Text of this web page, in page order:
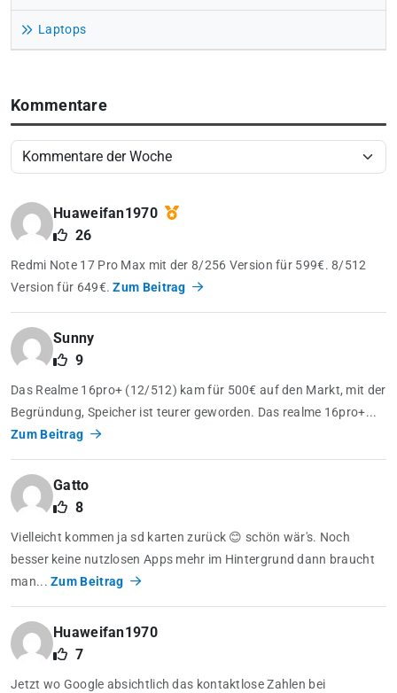
Laptops
Kommentare
Huaweifan1970
26
Redmi Note 17 Pro Max mit der 8/256 Version für 599€. 8/512
Version für 649€.Zum Beitrag
Sunny
9
Das Realme 16pro+ (12/512) kam für 500€ auf den Markt, mit der
Begründung, Speicher ist teurer geworden. Das realme 16pro+...
Zum Beitrag
Gatto
8
Vielleicht kommen ja sd karten zurück 😊 schön wär's. Noch
besser keine nutzlosen Apps mehr im Hintergrund dann braucht
man...Zum Beitrag
Huaweifan1970
7
Jetzt wo Google absichtlich das kontaktlose Zahlen bei